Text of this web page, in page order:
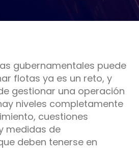
gubernamentales puede
flotas ya es un reto, y
gestionar una operación
niveles completamente
cuestiones
medidas de
deben tenerse en